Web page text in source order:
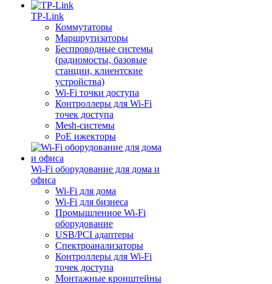
TP-Link
Коммутаторы
Маршрутизаторы
Беспроводные системы
(радиомосты, базовые
станции, клиентские
устройства)
Wi-Fi точки доступа
Контроллеры для Wi-Fi
точек доступа
Mesh-системы
PoE ижекторы
Wi-Fi оборудование для дома и
офиса
Wi-Fi для дома
Wi-Fi для бизнеса
Промышленное Wi-Fi
оборудование
USB/PCI адаптеры
Cпектроанализаторы
Контроллеры для Wi-Fi
точек доступа
Монтажные кронштейны